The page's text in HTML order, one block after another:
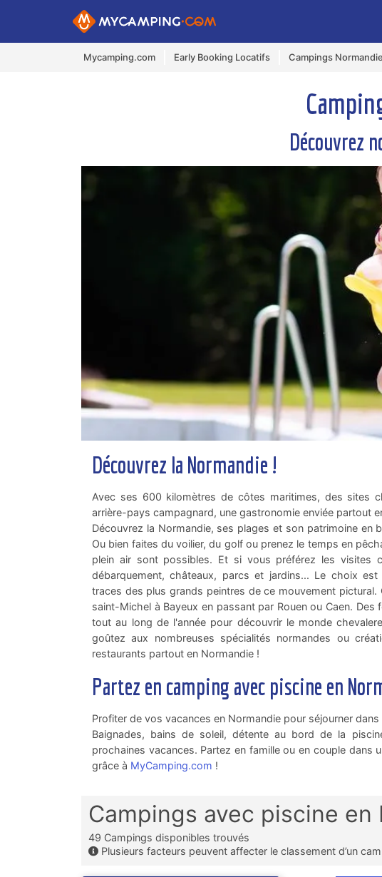
Mycamping.com Early Booking Locatifs Campings
Découvrez
Découvrez la Normandie !
Avec ses 600 kilomètres de côtes maritimes, des sites
arrière-pays campagnard, une gastronomie enviée partout
Découvrez la Normandie, ses plages et son patrimoine en
Ou bien faites du voilier, du golf ou prenez le temps en
plein air sont possibles. Et si vous préférez les visites
débarquement, châteaux, parcs et jardins... Le choix
traces des plus grands peintres de ce mouvement
saint-Michel à Bayeux en passant par Rouen ou Caen.
tout au long de l'année pour découvrir le monde
goûtez aux nombreuses spécialités normandes ou
restaurants partout en Normandie !
Partez en camping avec piscine en
Profiter de vos vacances en Normandie pour séjourner
Baignades, bains de soleil, détente au bord de la
prochaines vacances. Partez en famille ou en couple dans
grâce à MyCamping.com !
Campings avec piscine en
49 Campings disponibles trouvés
Plusieurs facteurs peuvent affecter le classement d’un